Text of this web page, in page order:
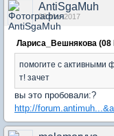
AntiSgaMuh
08 Mar 2017
Лариса_Вешнякова (08
помогите с активными
т! зачет
вы это пробовали:?
http://